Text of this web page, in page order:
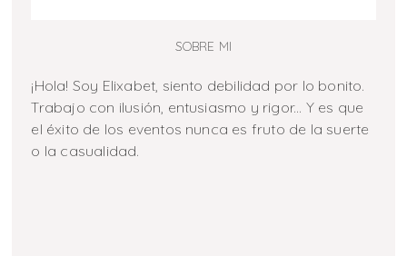
SOBRE MI
¡Hola! Soy Elixabet, siento debilidad por lo bonito.
Trabajo con ilusión, entusiasmo y rigor... Y es que
el éxito de los eventos nunca es fruto de la suerte
o la casualidad.